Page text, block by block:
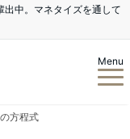
中。マネタイズを通して
Menu
方程式